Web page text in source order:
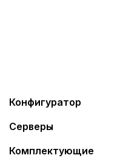
Конфигуратор
Серверы
Комплектующие